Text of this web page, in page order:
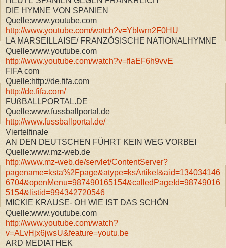
DIE HYMNE VON SPANIEN
Quelle:www.youtube.com
http://www.youtube.com/watch?v=Yblwrn2F0HU
LA MARSEILLAISE/ FRANZÖSISCHE NATIONALHYMNE
Quelle:www.youtube.com
http://www.youtube.com/watch?v=flaEF6h9vvE
FIFA com
Quelle:http://de.fifa.com
http://de.fifa.com/
FUßBALLPORTAL.DE
Quelle:www.fussballportal.de
http://www.fussballportal.de/
Viertelfinale
AN DEN DEUTSCHEN FÜHRT KEIN WEG VORBEI
Quelle:www.mz-web.de
http://www.mz-web.de/servlet/ContentServer?
pagename=ksta%2Fpage&atype=ksArtikel&aid=134034146
6704&openMenu=987490165154&calledPageId=98749016
5154&listid=994342720546
MICKIE KRAUSE- OH WIE IST DAS SCHÖN
Quelle:www.youtube.com
http://www.youtube.com/watch?
v=ALvHjx6jwsU&feature=youtu.be
ARD MEDIATHEK